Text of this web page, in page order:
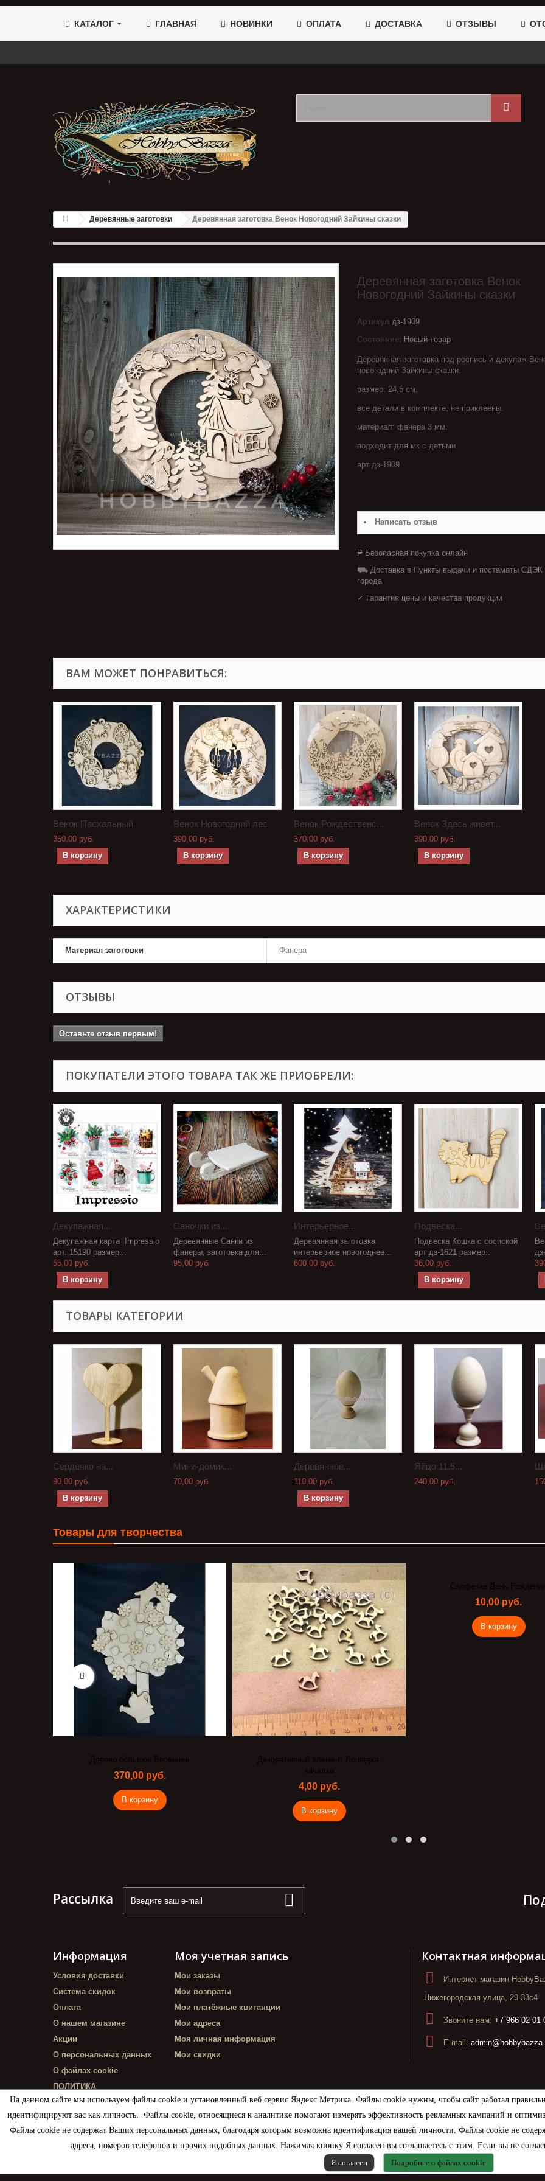
На данном сайте мы используем файлы cookie и установленный веб сервис Яндекс Метрика. Файлы cookie нужны, чтобы сайт работал
идентифицируют вас как личность. Файлы cookie, относящиеся к аналитике помогают измерять эффективность рекламных кампаний и
Файлы cookie не содержат Ваших персональных данных, благодаря которым возможна идентификация вашей личности. Файлы cookie не
адреса, номеров телефонов и прочих подобных данных. Нажимая кнопку Я согласен вы соглашаетесь с этим. Если вы не
Я согласен
Подробнее о файлах cookie
КАТАЛОГ ГЛАВНАЯ НОВИНКИ ОПЛАТА ДОСТАВКА ОТЗЫВЫ
Деревянные заготовки Деревянная заготовка Венок Новогодний Зайкины сказки
Деревянная заготовка Венок
Новогодний Зайкины сказки
Артикул дз-1909
Состояние: Новый товар
Деревянная заготовка под роспись и декупаж
новогодний Зайкины сказки.
размер: 24,5 см.
все детали в комплекте, не приклеены.
материал: фанера 3 мм.
подходит для мк с детьми.
арт дз-1909
Написать отзыв
₱ Безопасная покупка онлайн
⛟ Доставка в Пункты выдачи и постаматы СДЭК
города
✓ Гарантия цены и качества продукции
ВАМ МОЖЕТ ПОНРАВИТЬСЯ:
Венок Пасхальный
350,00 руб.
В корзину
Венок Новогодний лес
390,00 руб.
В корзину
Венок Рождественс...
370,00 руб.
В корзину
Венок Здесь живет...
390,00 руб.
В корзину
ХАРАКТЕРИСТИКИ
Материал заготовки Фанера
ОТЗЫВЫ
Оставьте отзыв первым!
ПОКУПАТЕЛИ ЭТОГО ТОВАРА ТАК ЖЕ ПРИОБРЕЛИ:
Декупажная...
Декупажная карта Impressio
арт. 15190 размер...
55,00 руб.
В корзину
Саночки из...
Деревянные Санки из
фанеры, заготовка для...
95,00 руб.
Интерьерное...
Деревянная заготовка
интерьерное новогоднее...
600,00 руб.
Подвеска...
Подвеска Кошка с сосиской
арт дз-1621 размер...
36,00 руб.
В корзину
ТОВАРЫ КАТЕГОРИИ
Сердечко на...
90,00 руб.
В корзину
Мини-домик...
70,00 руб.
Деревянное...
110,00 руб.
В корзину
Яйцо 11,5...
240,00 руб.
Товары для творчества
Дерево большое Весеннее
370,00 руб.
В корзину
Декоративный элемент Лошадка-
качалка
4,00 руб.
В корзину
Салфетка День
10,00 руб.
В корзину
Рассылка
Информация
Условия доставки
Система скидок
Оплата
О нашем магазине
Акции
О персональных данных
О файлах cookie
ПОЛИТИКА
КОНФИДЕНЦИАЛЬНОСТИ
Моя учетная запись
Мои заказы
Мои возвраты
Мои платёжные квитанции
Мои адреса
Моя личная информация
Мои скидки
Контактная
Интернет магазин
Нижегородская улица, 29-33с4
Звоните нам: +7 966 02 01
E-mail: